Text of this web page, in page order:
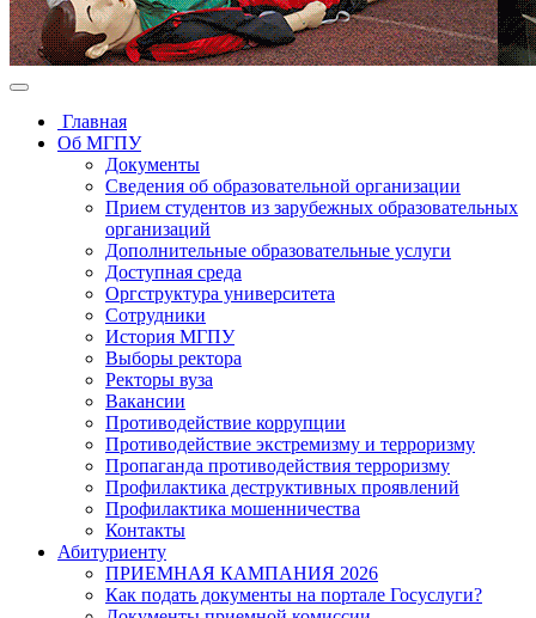
Главная
Об МГПУ
Документы
Сведения об образовательной организации
Прием студентов из зарубежных образовательных
организаций
Дополнительные образовательные услуги
Доступная среда
Оргструктура университета
Сотрудники
История МГПУ
Выборы ректора
Ректоры вуза
Вакансии
Противодействие коррупции
Противодействие экстремизму и терроризму
Пропаганда противодействия терроризму
Профилактика деструктивных проявлений
Профилактика мошенничества
Контакты
Абитуриенту
ПРИЕМНАЯ КАМПАНИЯ 2026
Как подать документы на портале Госуслуги?